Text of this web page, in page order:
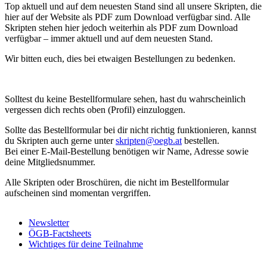
Top aktuell und auf dem neuesten Stand sind all unsere Skripten, die
hier auf der Website als PDF zum Download verfügbar sind. Alle
Skripten stehen hier jedoch weiterhin als PDF zum Download
verfügbar – immer aktuell und auf dem neuesten Stand.
Wir bitten euch, dies bei etwaigen Bestellungen zu bedenken.
Solltest du keine Bestellformulare sehen, hast du wahrscheinlich
vergessen dich rechts oben (Profil) einzuloggen.
Sollte das Bestellformular bei dir nicht richtig funktionieren, kannst
du Skripten auch gerne unterskripten@oegb.at bestellen.
Bei einer E-Mail-Bestellung benötigen wir Name, Adresse sowie
deine Mitgliedsnummer.
Alle Skripten oder Broschüren, die nicht im Bestellformular
aufscheinen sind momentan vergriffen.
Newsletter
ÖGB-Factsheets
Wichtiges für deine Teilnahme